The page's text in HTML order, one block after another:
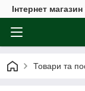
Інтернет
Товари та